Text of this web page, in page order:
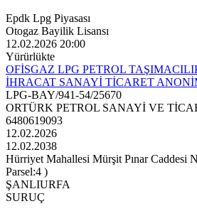
Epdk Lpg Piyasası
Otogaz Bayilik Lisansı
12.02.2026 20:00
Yürürlükte
OFİSGAZ LPG PETROL
İHRACAT SANAYİ TİCARET
LPG-BAY/941-54/25670
ORTÜRK PETROL SANAYİ VE
6480619093
12.02.2026
12.02.2038
Hürriyet Mahallesi Mürşit Pınar Caddesi
Parsel:4 )
ŞANLIURFA
SURUÇ